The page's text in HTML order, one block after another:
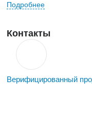
Подробнее
Контакты
Верифицированный